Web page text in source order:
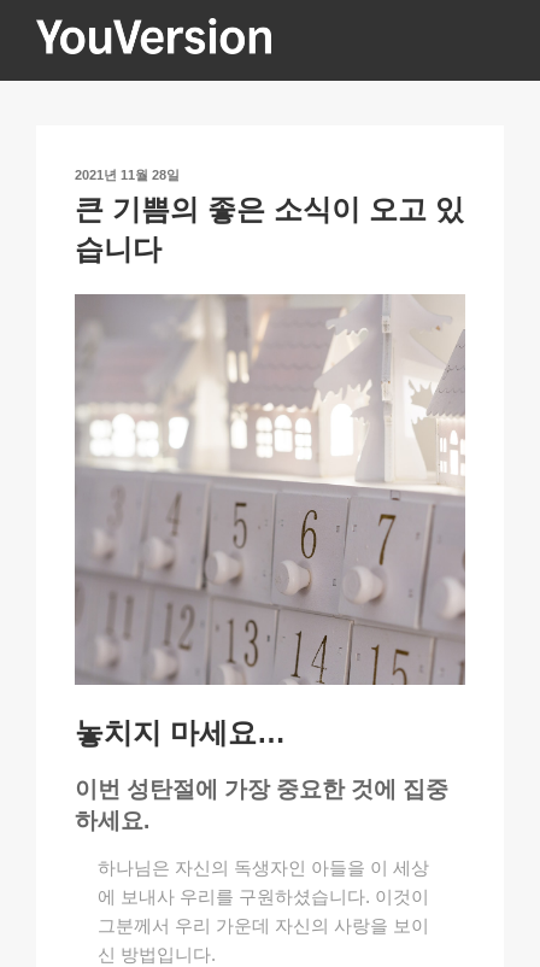
YOUVERSION
작
성
일
자
2021년 11월 28일
큰 기쁨의 좋은 소식이 오고 있
습니다
놓치지 마세요…
이번 성탄절에 가장 중요한 것에 집중
하세요.
하나님은 자신의 독생자인 아들을 이 세상
에 보내사 우리를 구원하셨습니다. 이것이
그분께서 우리 가운데 자신의 사랑을 보이
신 방법입니다.